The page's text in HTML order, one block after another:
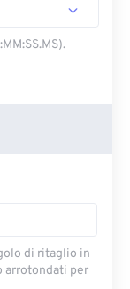
di ritaglio in
arrotondati per